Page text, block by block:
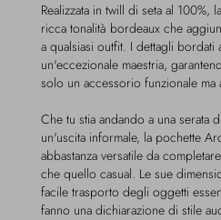
Realizzata in twill di seta al 100%,
ricca tonalità bordeaux che
a qualsiasi outfit. I dettagli bordati
un'eccezionale maestria,
solo un accessorio funzionale ma
Che tu stia andando a una serata
un'uscita informale, la pochette
abbastanza versatile da
che quello casual. Le sue
facile trasporto degli oggetti
fanno una dichiarazione di stile